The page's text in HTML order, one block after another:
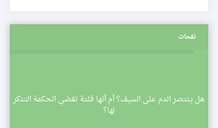
نفحات
هل ينتصر الدم على السيف؟ أم أنها فلتة تقضي الحكمة التنكر
لها؟